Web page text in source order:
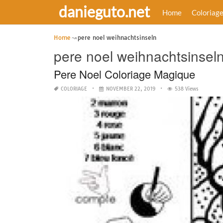
danieguto.net Home Coloriage
Home pere noel weihnachtsinseln
pere noel
Pere Noel Coloriage Magique
COLORIAGE NOVEMBER 22, 2019 538 Views